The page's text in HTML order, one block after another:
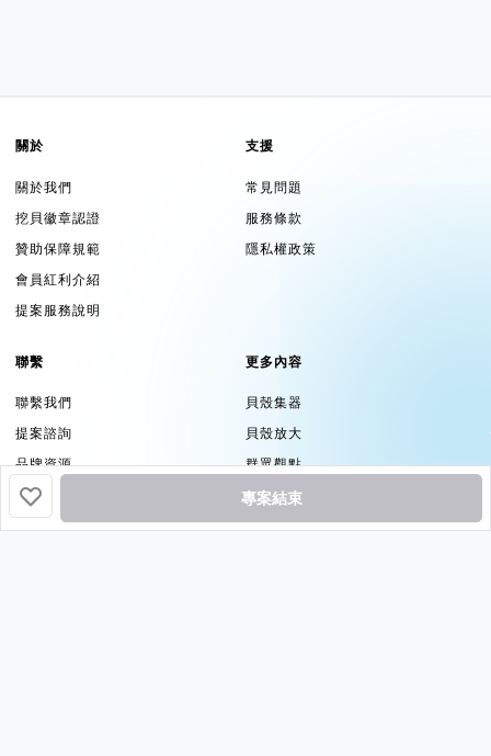
專案結束
關於
關於我們
挖貝徽章認證
贊助保障規範
會員紅利介紹
提案服務說明
支援
常見問題
服務條款
隱私權政策
聯繫
聯繫我們
提案諮詢
品牌資源
更多內容
貝殼集器
貝殼放大
群眾觀點
追蹤